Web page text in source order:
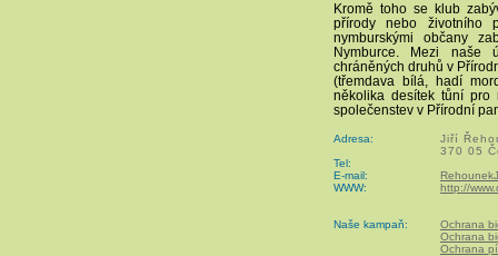
Kromě toho se klub
přírody nebo životního
nymburskými občany
Nymburce. Mezi naše
chráněných druhů v
(třemdava bílá, hadí
několika desítek tůní pro
společenstev v Přírodní
Adresa: Jiří
370 05
Tel:
E-mail:
WWW:
http://
Naše kampaň:
Ochrana
Ochrana
Ochrana